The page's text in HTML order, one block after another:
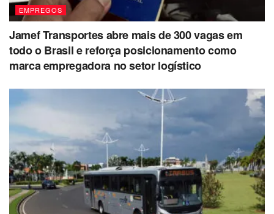
EMPREGOS
Jamef Transportes abre mais de 300 vagas em
todo o Brasil e reforça posicionamento como
marca empregadora no setor logístico